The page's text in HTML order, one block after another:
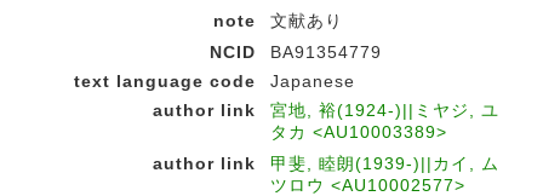
note
文献あり
NCID
BA91354779
text language code
Japanese
author link
宮地, 裕(1924-)||ミヤジ, ユ
タカ <AU10003389>
author link
甲斐, 睦朗(1939-)||カイ, ム
ツロウ <AU10002577>